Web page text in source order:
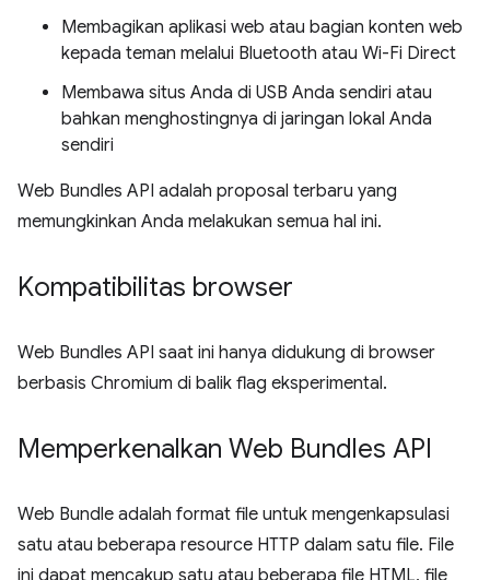
Membagikan aplikasi web atau bagian konten web
kepada teman melalui Bluetooth atau Wi-Fi Direct
Membawa situs Anda di USB Anda sendiri atau
bahkan menghostingnya di jaringan lokal Anda
sendiri
Web Bundles API adalah proposal terbaru yang
memungkinkan Anda melakukan semua hal ini.
Kompatibilitas browser
Web Bundles API saat ini hanya didukung di browser
berbasis Chromium di balik flag eksperimental.
Memperkenalkan Web Bundles API
Web Bundle adalah format file untuk mengenkapsulasi
satu atau beberapa resource HTTP dalam satu file. File
ini dapat mencakup satu atau beberapa file HTML, file